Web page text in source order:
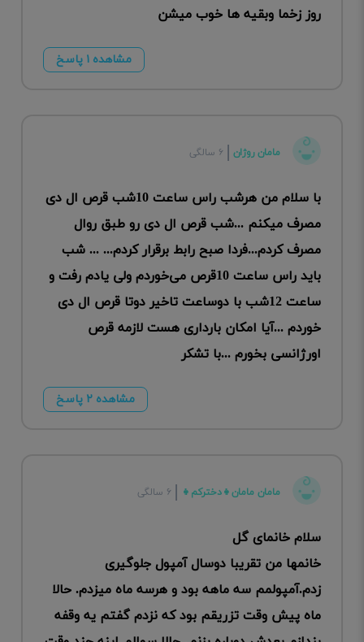
روز زخما وبقیه ها خوب میشن
مشاهده ۱ پاسخ
مامان روژان ۶ سالگی
با سلام من هرشب راس ساعت 10شب قرص ال دی
مصرف میکنم ...شب قرص ال دی رو طبق روال
مصرف کردم...فردا صبح رابط برقرار کردم... ... شب
باید راس ساعت 10قرص می‌خوردم ولی یادم رفت و
ساعت 12شب با دوساعت تاخیر دوتا قرص ال دی
خوردم ...آیا امکان بارداری هست لازمه قرص
اورژانسی بخورم ...با تشکر
مشاهده ۲ پاسخ
مامان مامان👧دخترکم👧 ۶ سالگی
سلام خانمای گل
خانمها من تقریبا دوسال آمپول جلوگیری
زدم.آمپولمم سه ماهه بود و هرسه ماه میزدم. حالا
ماه پیش وقت تزریقم بود که نزدم گفتم یه وقفه